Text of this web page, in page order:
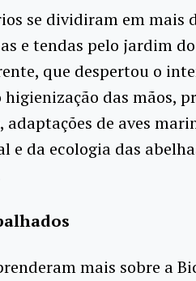
se dividiram em mais
e tendas pelo jardim
que despertou o
das mãos,
adaptações de aves
e da ecologia das
mais sobre a